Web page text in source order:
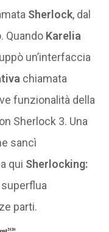
Sherlock, dal
Quando Karelia
un’interfaccia
chiamata
funzionalità della
Sherlock 3. Una
sancì
qui Sherlocking:
parti.